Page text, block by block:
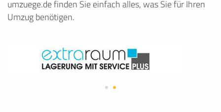
umzuege.de finden Sie einfach alles, was Sie für Ihren
Umzug benötigen.